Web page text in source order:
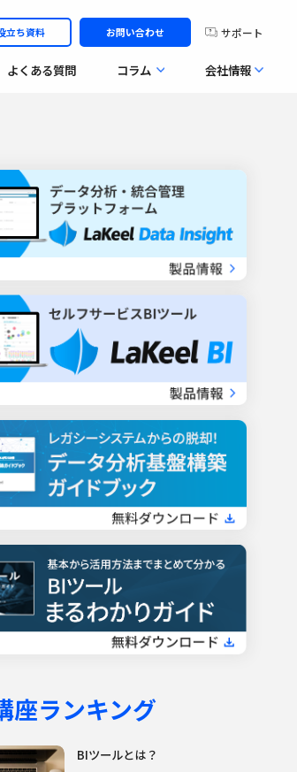
立ち資料 お問い合わせ サポート
よくある質問 コラム 会社情報
座ランキング
BIツールとは？